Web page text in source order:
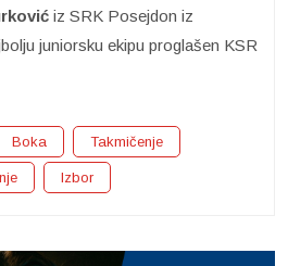
iz SRK Posejdon iz
juniorsku ekipu proglašen KSR
Boka Takmičenje
Izbor